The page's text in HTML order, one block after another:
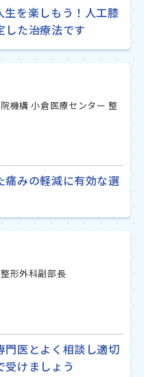
生を楽しもう！人工膝
した治療法です
機構 小倉医療センター 整
痛みの軽減に有効な選
形外科副部長
医とよく相談し適切
受けましょう